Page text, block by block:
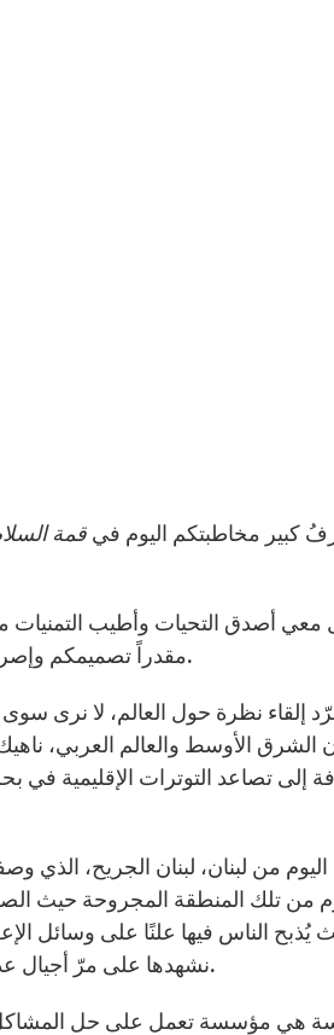
كبير مخاطبتكم اليوم في قمة
معي أصدق التحيات وأطيب التمنيات
مقدراً تصميمكم وإصراركم على أن تصبحوا دولة متطوّرة إلى جانب مستقبل مشرق للأجيال القادمة.
إلقاء نظرة حول العالم، لا نرى
الشرق الأوسط والعالم العربي،
إلى تصاعد التوترات الإقليمية
من لبنان، لبنان الجريح، الذي
من تلك المنطقة المجروحة حيث
يُذبح الناس فيها علنًا على وسائل
نشهدها على مرّ أجيال عديدة. وللأسف، يتمّ تنفيذ تلك الأفعال الشريرة والمهينة باسم الله وبإسم الأديان.
هي مؤسسة تعمل على حل المشاكل.